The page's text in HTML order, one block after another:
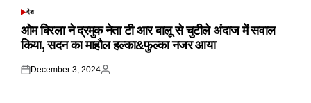
POSTED
देश
ओम बिरला ने द्रमुक नेता टी आर बालू से चुटीले अंदाज में सवाल
किया, सदन का माहौल हल्का&फुल्का नजर आया
Posted
December 3, 2024
Posted